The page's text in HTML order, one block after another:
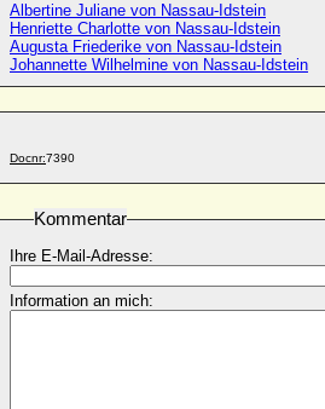
Albertine Juliane von Nassau-Idstein
Henriette Charlotte von Nassau-Idstein
Augusta Friederike von Nassau-Idstein
Johannette Wilhelmine von Nassau-Idstein
Docnr:7390
Kommentar
Ihre E-Mail-Adresse:
Information an mich: